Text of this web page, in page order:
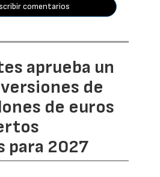
comentarios
aprueba un
de
de euros
para 2027